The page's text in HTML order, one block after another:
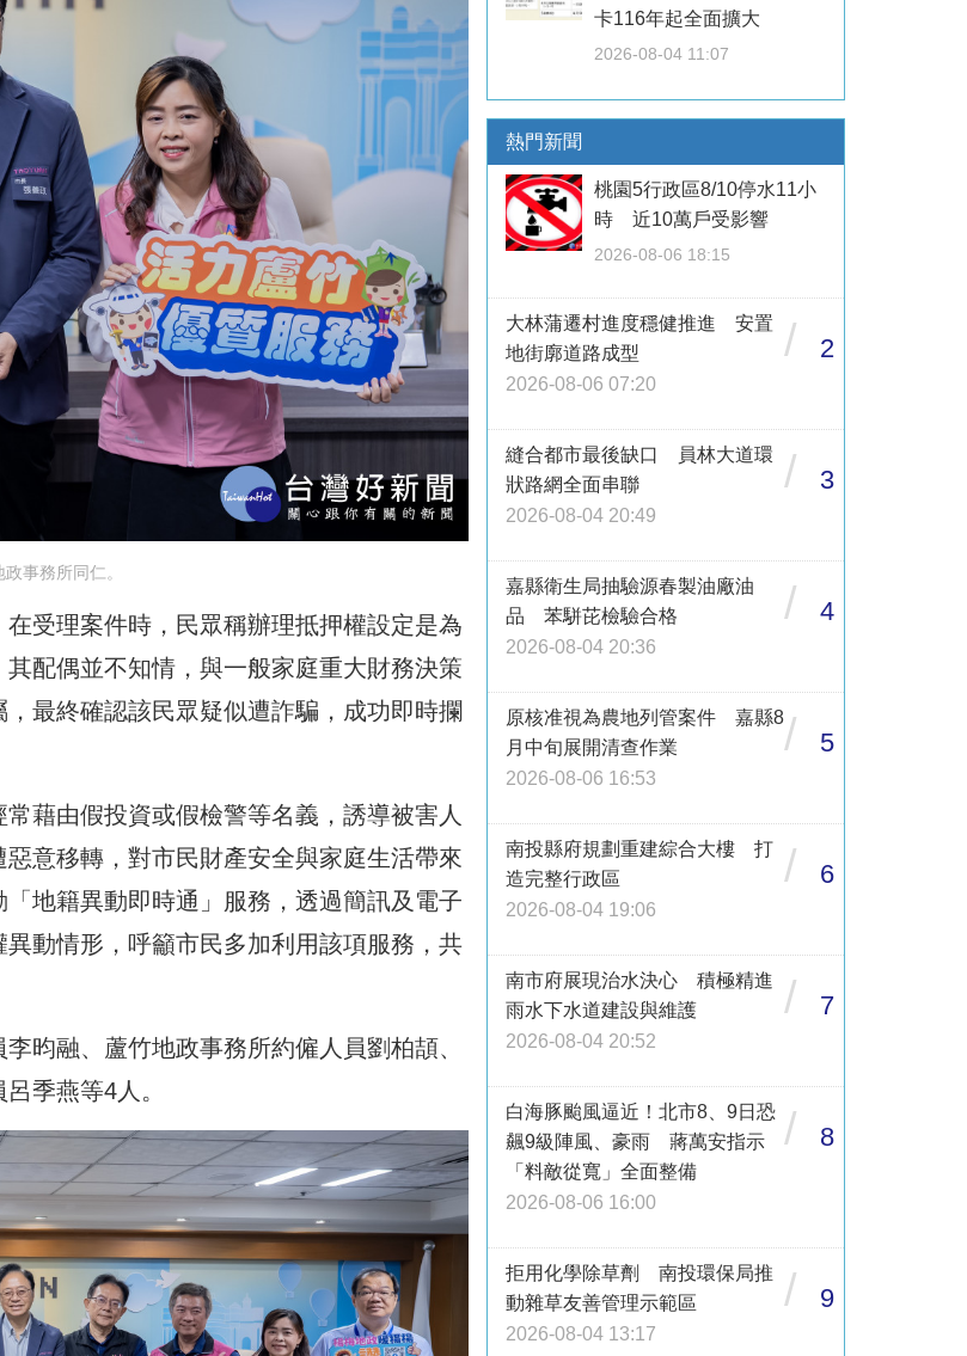
事務所同仁。
受理案件時，民眾稱辦理抵押權設定是為
配偶並不知情，與一般家庭重大財務決策
最終確認該民眾疑似遭詐騙，成功即時攔
藉由假投資或假檢警等名義，誘導被害人
意移轉，對市民財產安全與家庭生活帶來
地籍異動即時通」服務，透過簡訊及電子
動情形，呼籲市民多加利用該項服務，共
昀融、蘆竹地政事務所約僱人員劉柏頡、
季燕等4人。
卡116年起全面擴大
2026-08-04 11:07
熱門新聞
桃園5行政區8/10停水11小
時 近10萬戶受影響
2026-08-06 18:15
大林蒲遷村進度穩健推進 安置
地街廓道路成型
2026-08-06 07:20
/ 2
縫合都市最後缺口 員林大道環
狀路網全面串聯
2026-08-04 20:49
/ 3
嘉縣衛生局抽驗源春製油廠油
品 苯駢芘檢驗合格
2026-08-04 20:36
/ 4
原核准視為農地列管案件 嘉縣8
月中旬展開清查作業
2026-08-06 16:53
/ 5
南投縣府規劃重建綜合大樓 打
造完整行政區
2026-08-04 19:06
/ 6
南市府展現治水決心 積極精進
雨水下水道建設與維護
2026-08-04 20:52
/ 7
白海豚颱風逼近！北市8、9日恐
飆9級陣風、豪雨 蔣萬安指示
「料敵從寬」全面整備
2026-08-06 16:00
/ 8
拒用化學除草劑 南投環保局推
動雜草友善管理示範區
2026-08-04 13:17
/ 9